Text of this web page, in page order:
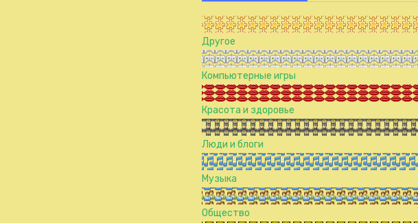
Другое
Компьютерные игры
Красота и здоровье
Люди и блоги
Музыка
Общество